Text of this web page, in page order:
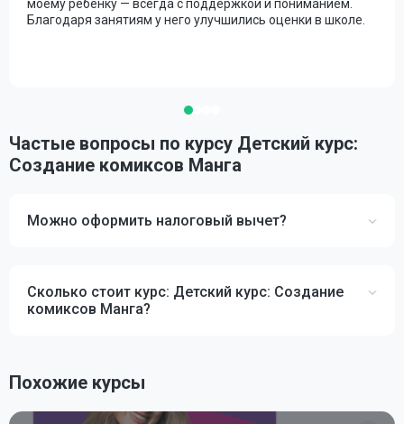
моему ребёнку — всегда с поддержкой и пониманием.
Благодаря занятиям у него улучшились оценки в школе.
Частые вопросы по курсу Детский курс:
Создание комиксов Манга
Можно оформить налоговый вычет?
Сколько стоит курс: Детский курс: Создание
комиксов Манга?
Похожие курсы